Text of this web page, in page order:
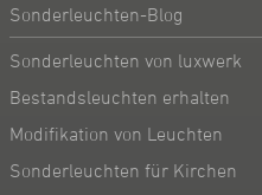
Sonderleuchten-Blog
Sonderleuchten von luxwerk
Bestandsleuchten erhalten
Modifikation von Leuchten
Sonderleuchten für Kirchen